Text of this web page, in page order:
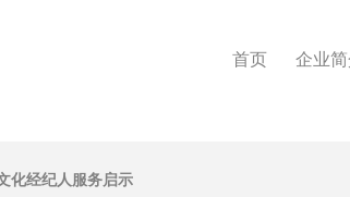
首页 企业
化经纪人服务启示